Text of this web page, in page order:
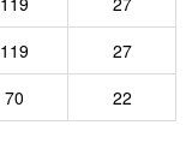
119
27
70 22